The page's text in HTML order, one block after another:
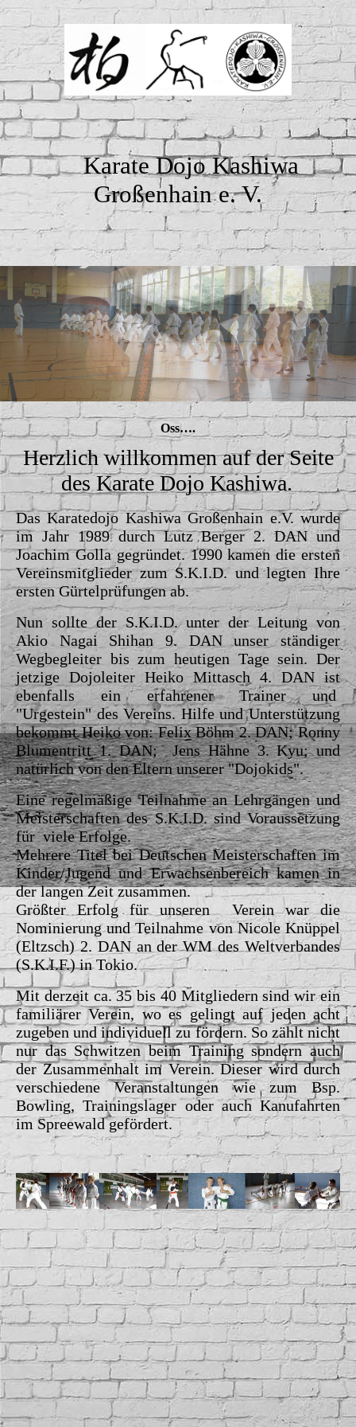
Karate Dojo Kashiwa
Großenhain e. V.
Oss….
Herzlich willkommen auf der Seite
des Karate Dojo Kashiwa.
Das Karatedojo Kashiwa Großenhain e.V. wurde
im Jahr 1989 durch Lutz Berger 2. DAN und
Joachim Golla gegründet. 1990 kamen die ersten
Vereinsmitglieder zum S.K.I.D. und legten Ihre
ersten Gürtelprüfungen ab.
Nun sollte der S.K.I.D. unter der Leitung von
Akio Nagai Shihan 9. DAN unser ständiger
Wegbegleiter bis zum heutigen Tage sein. Der
jetzige Dojoleiter Heiko Mittasch 4. DAN ist
ebenfalls ein erfahrener Trainer und
"Urgestein" des Vereins. Hilfe und Unterstützung
bekommt Heiko von: Felix Böhm 2. DAN; Ronny
Blumentritt 1. DAN; Jens Hähne 3. Kyu; und
natürlich von den Eltern unserer "Dojokids".
Eine regelmäßige Teilnahme an Lehrgängen und
Meisterschaften des S.K.I.D. sind Voraussetzung
für viele Erfolge.
Mehrere Titel bei Deutschen Meisterschaften im
Kinder/Jugend und Erwachsenbereich kamen in
der langen Zeit zusammen.
Größter Erfolg für unseren Verein war die
Nominierung und Teilnahme von Nicole Knüppel
(Eltzsch) 2. DAN an der WM des Weltverbandes
(S.K.I.F.) in Tokio.
Mit derzeit ca. 35 bis 40 Mitgliedern sind wir ein
familiärerVerein, wo es gelingt auf jeden acht
zugeben und individuell zu fördern. So zählt nicht
nur das Schwitzen beim Training sondern auch
der Zusammenhalt im Verein. Dieser wird durch
verschiedene Veranstaltungen wie zum Bsp.
Bowling, Trainingslager oderauch Kanufahrten
im Spreewald gefördert.